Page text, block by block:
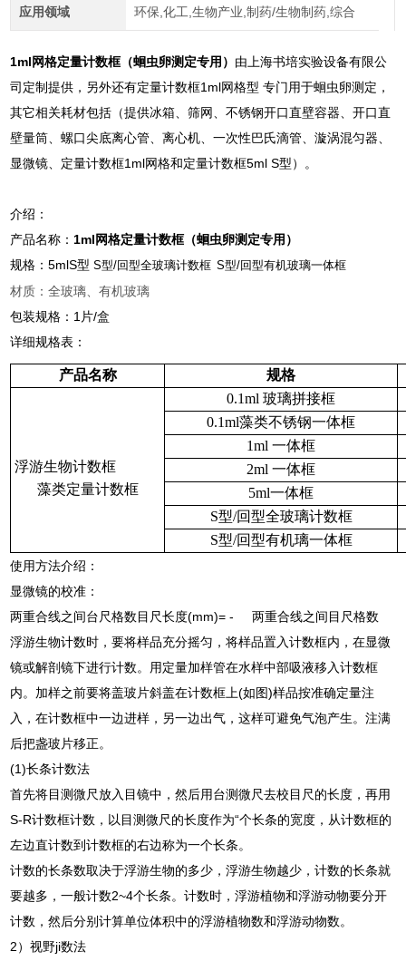
应用领域 环保,化工,生物产业,制药/生物制药,综合
1ml网格定量计数框（蛔虫卵测定专用） 由上海书培实验设备有限公
司定制提供，另外还有定量计数框1ml网格型 专门用于蛔虫卵测定，
其它相关耗材包括（提供冰箱、筛网、不锈钢开口直壁容器、开口直
壁量筒、螺口尖底离心管、离心机、一次性巴氏滴管、漩涡混匀器、
显微镜、定量计数框1ml网格和定量计数框5ml S型）。
介绍：
产品名称： 1ml网格定量计数框（蛔虫卵测定专用）
规格：5mlS型S型/回型全玻璃计数框S型/回型有机玻璃一体框
材质：全玻璃、有机玻璃
包装规格：1片/盒
详细规格表：
产品名称 规格
浮游生物计数框
藻类定量计数框
0.1ml 玻璃拼接框
0.1ml藻类不锈钢一体框
1ml 一体框
2ml 一体框
5ml一体框
S型/回型全玻璃计数框
S型/回型有机璃一体框
使用方法介绍：
显微镜的校准：
两重合线之间台尺格数目尺长度(mm)= - 两重合线之间目尺格数
浮游生物计数时，要将样品充分摇匀，将样品置入计数框内，在显微
镜或解剖镜下进行计数。用定量加样管在水样中部吸液移入计数框
内。加样之前要将盖玻片斜盖在计数框上(如图)样品按准确定量注
入，在计数框中一边进样，另一边出气，这样可避免气泡产生。注满
后把盏玻片移正。
(1)长条计数法
首先将目测微尺放入目镜中，然后用台测微尺去校目尺的长度，再用
S-R计数框计数，以目测微尺的长度作为“个长条的宽度，从计数框的
左边直计数到计数框的右边称为一个长条。
计数的长条数取决于浮游生物的多少，浮游生物越少，计数的长条就
要越多，一般计数2~4个长条。计数时，浮游植物和浮游动物要分开
计数，然后分别计算单位体积中的浮游植物数和浮游动物数。
2）视野ji数法